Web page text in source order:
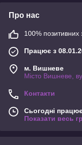
Про нас
100% позитивних
Працює з
м. Вишневе
Місто Вишневе,
Контакти
Сьогодні
Показати весь